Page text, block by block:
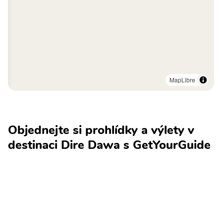
MapLibre
Objednejte si prohlídky a výlety v
destinaci Dire Dawa s GetYourGuide